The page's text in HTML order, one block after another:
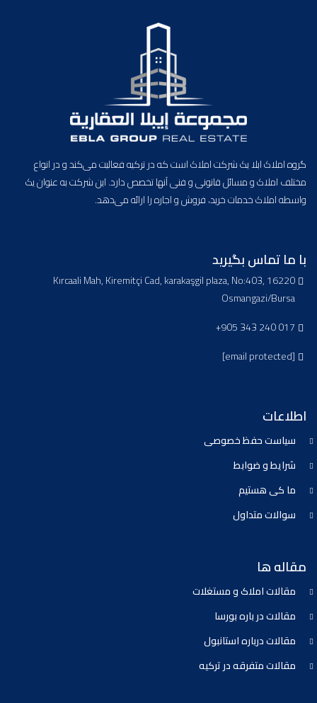
گروه املاک ابلا یک شرکت املاک است که در ترکیه فعالیت می‌کند و در انواع
مختلف املاک و مسائل قانونی و فنی آنها تخصص دارد. این شرکت به عنوان یک
واسطه املاک خدمات خرید، فروش و اجاره را ارائه می‌دهد.
با ما تماس بگیرید
Kırcaali Mah, Kiremitçi Cad, karakaşgil plaza, No:403, 16220
Osmangazi/Bursa
+905 343 240 017
[email protected]
اطلاعات
سیاست حفظ خصوصی
شرایط و ضوابط
ما کی هستیم
سوالات متداول
مقاله ها
مقالات املاک و مستغلات
مقالات در باره بورسا
مقالات درباره استانبول
مقالات متفرقه در ترکیه